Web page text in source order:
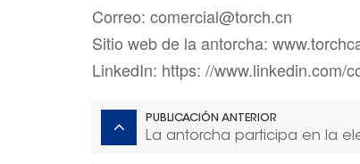
Correo: comercial@torch.cn
Sitio web de la antorcha:
LinkedIn: https: //www.linkedin.com/
PUBLICACIÓN ANTERIOR
La antorcha participa en la